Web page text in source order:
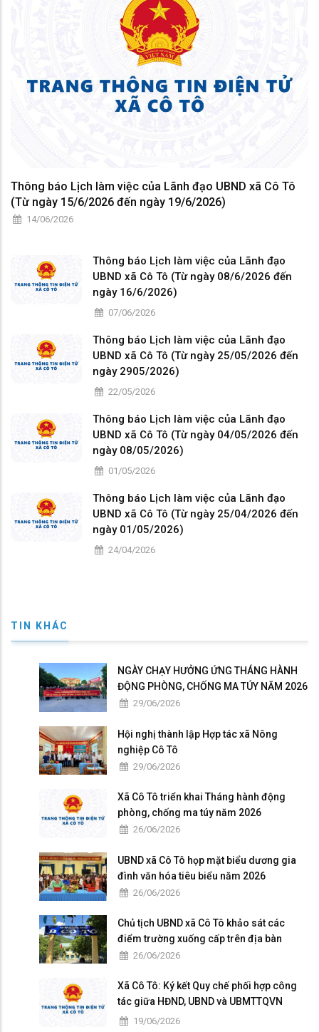
Thông báo Lịch làm việc của Lãnh đạo UBND xã Cô Tô
(Từ ngày 15/6/2026 đến ngày 19/6/2026)
14/06/2026
Thông báo Lịch làm việc của Lãnh đạo
UBND xã Cô Tô (Từ ngày 08/6/2026 đến
ngày 16/6/2026)
07/06/2026
Thông báo Lịch làm việc của Lãnh đạo
UBND xã Cô Tô (Từ ngày 25/05/2026 đến
ngày 2905/2026)
22/05/2026
Thông báo Lịch làm việc của Lãnh đạo
UBND xã Cô Tô (Từ ngày 04/05/2026 đến
ngày 08/05/2026)
01/05/2026
Thông báo Lịch làm việc của Lãnh đạo
UBND xã Cô Tô (Từ ngày 25/04/2026 đến
ngày 01/05/2026)
24/04/2026
TIN KHÁC
NGÀY CHẠY HƯỞNG ỨNG THÁNG HÀNH
ĐỘNG PHÒNG, CHỐNG MA TÚY NĂM 2026
29/06/2026
Hội nghị thành lập Hợp tác xã Nông
nghiệp Cô Tô
29/06/2026
Xã Cô Tô triển khai Tháng hành động
phòng, chống ma túy năm 2026
26/06/2026
UBND xã Cô Tô họp mặt biểu dương gia
đình văn hóa tiêu biểu năm 2026
26/06/2026
Chủ tịch UBND xã Cô Tô khảo sát các
điểm trường xuống cấp trên địa bàn
26/06/2026
Xã Cô Tô: Ký kết Quy chế phối hợp công
tác giữa HĐND, UBND và UBMTTQVN
nhiệm kỳ 2026 – 2031
19/06/2026